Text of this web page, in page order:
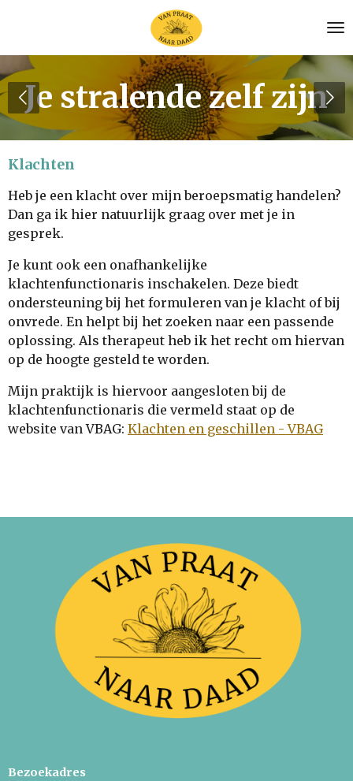
naar
de
hoofdinhoud
Je stralende zelf zijn
Klachten
Heb je een klacht over mijn beroepsmatig handelen?
Dan ga ik hier natuurlijk graag over met je in
gesprek.
Je kunt ook een onafhankelijke
klachtenfunctionaris inschakelen. Deze biedt
ondersteuning bij het formuleren van je klacht of bij
onvrede. En helpt bij het zoeken naar een passende
oplossing. Als therapeut heb ik het recht om hiervan
op de hoogte gesteld te worden.
Mijn praktijk is hiervoor aangesloten bij de
klachtenfunctionaris die vermeld staat op de
website van VBAG: Klachten en geschillen - VBAG
Bezoekadres